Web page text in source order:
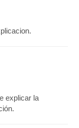
explicar la